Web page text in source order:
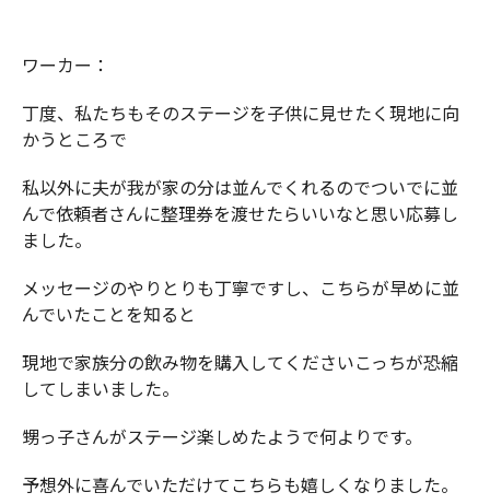
ワーカー：
丁度、私たちもそのステージを子供に見せたく現地に向
かうところで
私以外に夫が我が家の分は並んでくれるのでついでに並
んで依頼者さんに整理券を渡せたらいいなと思い応募し
ました。
メッセージのやりとりも丁寧ですし、こちらが早めに並
んでいたことを知ると
現地で家族分の飲み物を購入してくださいこっちが恐縮
してしまいました。
甥っ子さんがステージ楽しめたようで何よりです。
予想外に喜んでいただけてこちらも嬉しくなりました。